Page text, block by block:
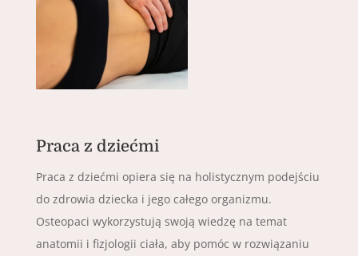
Praca z dziećmi
Praca z dziećmi opiera się na holistycznym podejściu
do zdrowia dziecka i jego całego organizmu.
Osteopaci wykorzystują swoją wiedzę na temat
anatomii i fizjologii ciała, aby pomóc w rozwiązaniu